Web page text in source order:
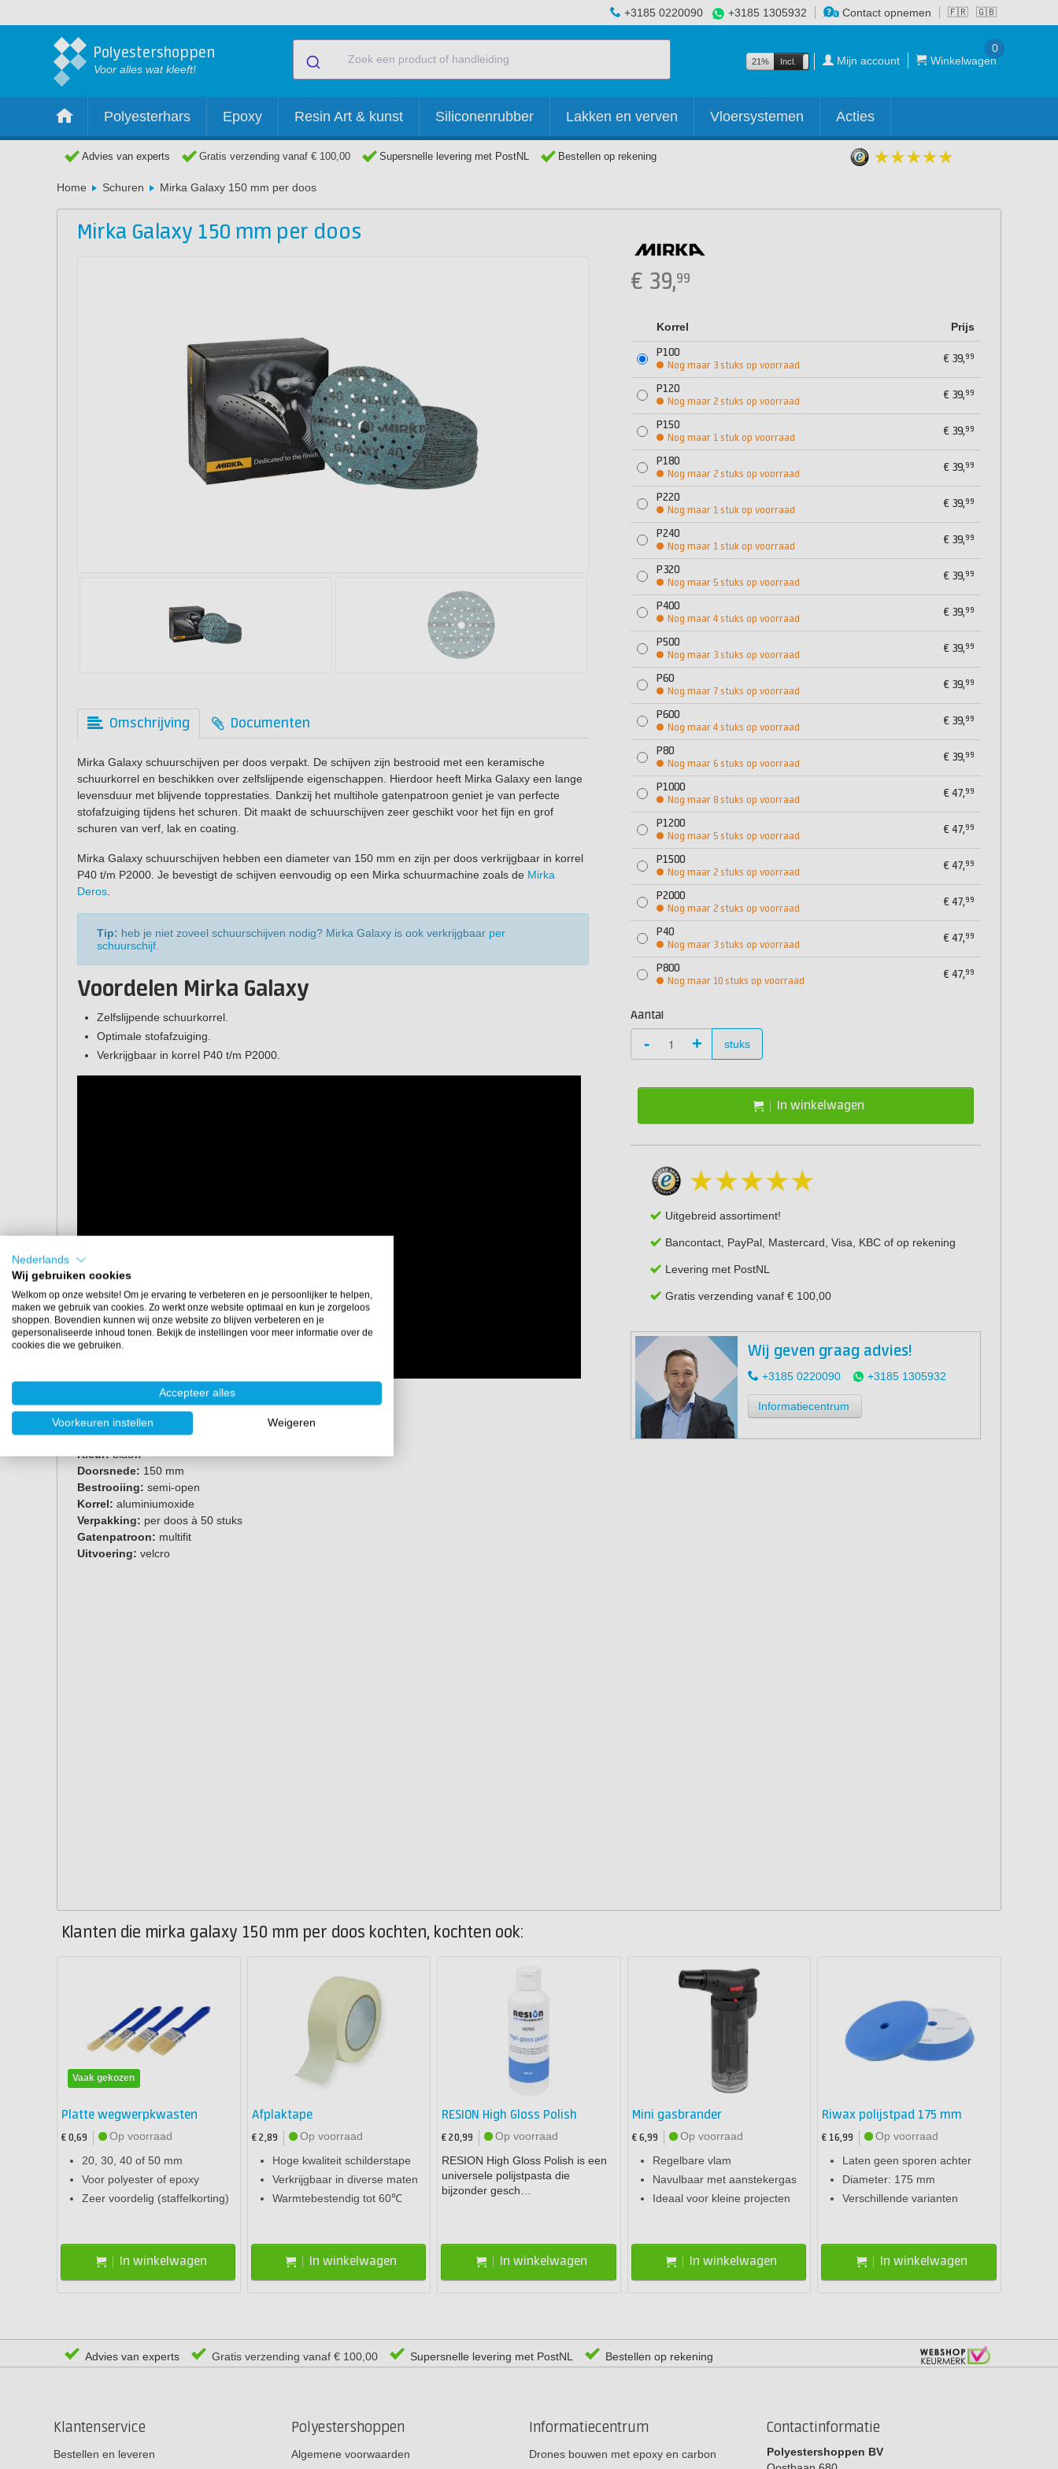
🇫🇷 🇬🇧
+3185 0220090 +3185 1305932 Contact opnemen
Polyestershoppen
Voor alles wat kleeft!
21% Incl. Excl. Mijn account Winkelwagen
0
Polyesterhars Epoxy Resin Art & kunst Siliconenrubber Lakken en verven Vloersystemen Acties
Advies van experts Gratis verzending vanaf € 100,00 Supersnelle levering met PostNL Bestellen op rekening
Home Schuren Mirka Galaxy 150 mm per doos
Mirka Galaxy 150 mm per doos
Omschrijving Documenten
Mirka Galaxy schuurschijven per doos verpakt. De schijven zijn bestrooid met een keramische
schuurkorrel en beschikken over zelfslijpende eigenschappen. Hierdoor heeft Mirka Galaxy een lange
levensduur met blijvende topprestaties. Dankzij het multihole gatenpatroon geniet je van perfecte
stofafzuiging tijdens het schuren. Dit maakt de schuurschijven zeer geschikt voor het fijn en grof
schuren van verf, lak en coating.
Mirka Galaxy schuurschijven hebben een diameter van 150 mm en zijn per doos verkrijgbaar in korrel
P40 t/m P2000. Je bevestigt de schijven eenvoudig op een Mirka schuurmachine zoals de Mirka
Deros
Tip: heb je niet zoveel schuurschijven nodig? Mirka Galaxy is ook verkrijgbaar per
schuurschijf
Voordelen Mirka Galaxy
Zelfslijpende schuurkorrel.
Optimale stofafzuiging.
Verkrijgbaar in korrel P40 t/m P2000.
Eigenschappen
Merk:Mirka
Kleur:blauw
Doorsnede: 150 mm
Bestrooiing: semi-open
Korrel: aluminiumoxide
Verpakking: per doos à 50 stuks
Gatenpatroon: multifit
Uitvoering: velcro
€ 39,99
Korrel Prijs
P100
Nog maar 3 stuks op voorraad
€ 39,99
P120
Nog maar 2 stuks op voorraad
€ 39,99
P150
Nog maar 1 stuk op voorraad
€ 39,99
P180
Nog maar 2 stuks op voorraad
€ 39,99
P220
Nog maar 1 stuk op voorraad
€ 39,99
P240
Nog maar 1 stuk op voorraad
€ 39,99
P320
Nog maar 5 stuks op voorraad
€ 39,99
P400
Nog maar 4 stuks op voorraad
€ 39,99
P500
Nog maar 3 stuks op voorraad
€ 39,99
P60
Nog maar 7 stuks op voorraad
€ 39,99
P600
Nog maar 4 stuks op voorraad
€ 39,99
P80
Nog maar 6 stuks op voorraad
€ 39,99
P1000
Nog maar 8 stuks op voorraad
€47,99
P1200
Nog maar 5 stuks op voorraad
€47,99
P1500
Nog maar 2 stuks op voorraad
€47,99
P2000
Nog maar 2 stuks op voorraad
€47,99
P40
Nog maar 3 stuks op voorraad
€47,99
P800
Nog maar 10 stuks op voorraad
€47,99
Aantal
- + stuks
In winkelwagen
Uitgebreid assortiment!
Bancontact, PayPal, Mastercard, Visa, KBC of op rekening
Levering met PostNL
Gratis verzending vanaf € 100,00
Wij geven graag advies!
+3185 0220090 +3185 1305932
Informatiecentrum
Klanten die mirka galaxy 150 mm per doos kochten, kochten ook:
Vaak gekozen
Platte wegwerpkwasten
€ 0,69
Op voorraad
20, 30, 40 of 50 mm
Voor polyester of epoxy
Zeer voordelig (staffelkorting)
In winkelwagen
Afplaktape
€ 2,89
Op voorraad
Hoge kwaliteit schilderstape
Verkrijgbaar in diverse maten
Warmtebestendig tot 60℃
In winkelwagen
RESION High Gloss Polish
€ 20,99
Op voorraad
RESION High Gloss Polish is een
universele polijstpasta die
bijzonder gesch…
In winkelwagen
Mini gasbrander
€ 6,99
Op voorraad
Regelbare vlam
Navulbaar met aanstekergas
Ideaal voor kleine projecten
In winkelwagen
Riwax polijstpad 175 mm
€ 16,99
Op voorraad
Laten geen sporen achter
Diameter: 175 mm
Verschillende varianten
In winkelwagen
Advies van experts Gratis verzending vanaf € 100,00 Supersnelle levering met PostNL Bestellen op rekening
Klantenservice
Bestellen en leveren
Polyestershoppen
Algemene voorwaarden
Informatiecentrum
Drones bouwen met epoxy en carbon
Contactinformatie
Polyestershoppen BV
Nederlands
Wij gebruiken cookies
Welkom op onze website! Om je ervaring te verbeteren en je persoonlijker te helpen,
maken we gebruik van cookies. Zo werkt onze website optimaal en kun je zorgeloos
shoppen. Bovendien kunnen wij onze website zo blijven verbeteren en je
gepersonaliseerde inhoud tonen. Bekijk de instellingen voor meer informatie over de
cookies die we gebruiken.
Accepteer alles
Voorkeuren instellen Weigeren